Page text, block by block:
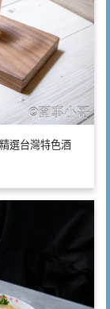
選台灣特色酒